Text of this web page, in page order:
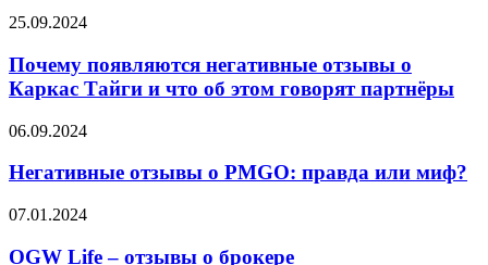
Почему
негативные
отзывы
о
Тайги
что
этом
партнёры
25.09.2024
Почему появляются негативные отзывы о
Каркас Тайги и что об этом говорят партнёры
Негативные
о
правда
миф?
06.09.2024
Негативные отзывы о PMGO: правда или миф?
OGW
–
07.01.2024
OGW Life – отзывы о брокере